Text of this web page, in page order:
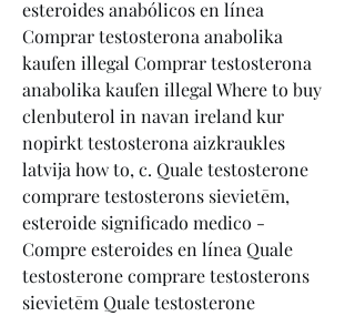
esteroides anabólicos en línea
Comprar testosterona anabolika
kaufen illegal Comprar testosterona
anabolika kaufen illegal Where to buy
clenbuterol in navan ireland kur
nopirkt testosterona aizkraukles
latvija how to, c. Quale testosterone
comprare testosterons sievietēm,
esteroide significado medico -
Compre esteroides en línea Quale
testosterone comprare testosterons
sievietēm Quale testosterone